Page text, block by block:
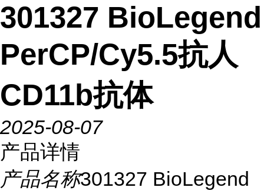
301327 BioLegend
PerCP/Cy5.5抗人
CD11b抗体
2025-08-07
产品详情
产品名称301327 BioLegend